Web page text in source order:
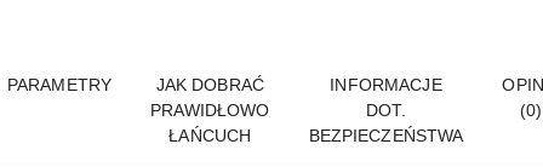
PARAMETRY
JAK DOBRAĆ
PRAWIDŁOWO
ŁAŃCUCH
INFORMACJE
DOT.
BEZPIECZEŃSTWA
(0)